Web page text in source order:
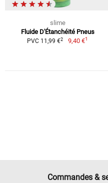
slime
Fluide D'Étanchéité Pneus
PVC 11,99 €2 9,40 €1
Commandes &